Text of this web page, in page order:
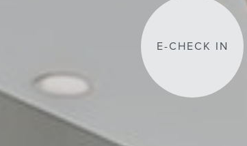
E-CHECK IN